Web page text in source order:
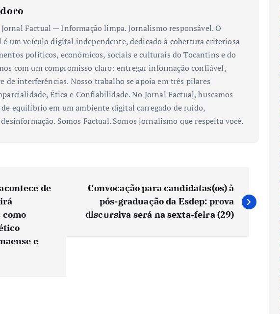
Jornal Factual — Informação limpa. Jornalismo responsável. O
é um veículo digital independente, dedicado à cobertura criteriosa
políticos, econômicos, sociais e culturais do Tocantins e do
com um compromisso claro: entregar informação confiável,
de interferências. Nosso trabalho se apoia em três pilares
Ética e Confiabilidade. No Jornal Factual, buscamos
equilíbrio em um ambiente digital carregado de ruído,
Somos Factual. Somos jornalismo que respeita você.
de
como
e
Convocação para candidatas(os) à
pós-graduação da Esdep: prova
discursiva será na sexta-feira (29)